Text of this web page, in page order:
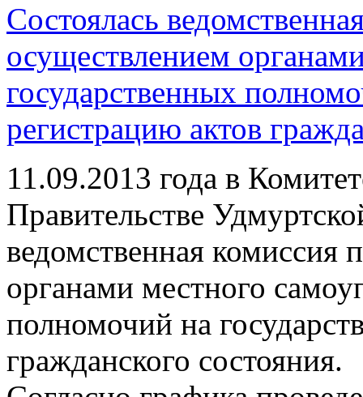
Состоялась
осуществлением
государственных
регистрацию актов
11.09.2013 года в
Правительстве
ведомственная комиссия
органами местного
полномочий на
гражданского состояния.